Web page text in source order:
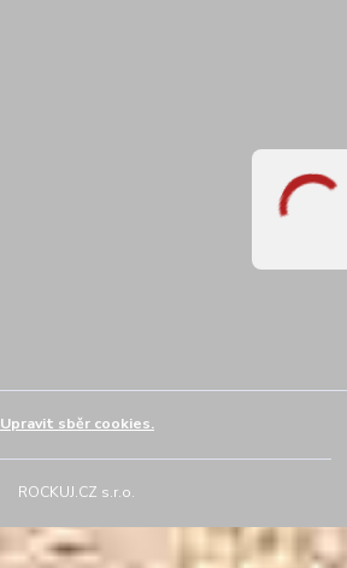
Upravit sběr cookies.
ROCKUJ.CZ s.r.o.